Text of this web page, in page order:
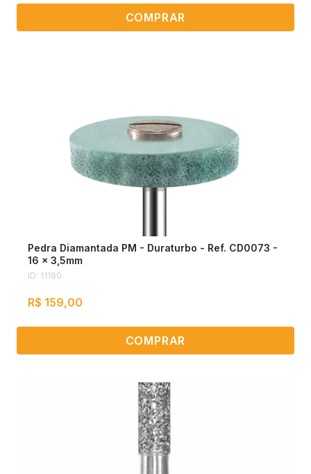
COMPRAR
Pedra Diamantada PM - Duraturbo - Ref. CD0073 -
16 x 3,5mm
ID: 11180
R$ 159,00
COMPRAR